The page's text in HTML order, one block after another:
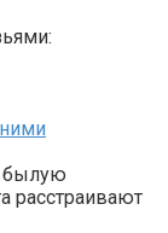
былую
расстраивают